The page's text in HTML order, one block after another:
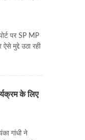
पर SP MP
मुद्दे उठा रही
के लिए
गांधी ने